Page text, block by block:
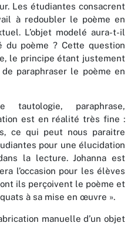
Les étudiantes consacrent
à redoubler le poème en
L’objet modelé aura-t-il
du poème ? Cette question
le principe étant justement
paraphraser le poème en
paraphrase,
est en réalité très fine :
ce qui peut nous paraitre
pour une élucidation
la lecture. Johanna est
l’occasion pour les élèves
ils perçoivent le poème et
à sa mise en œuvre ».
manuelle d’un objet